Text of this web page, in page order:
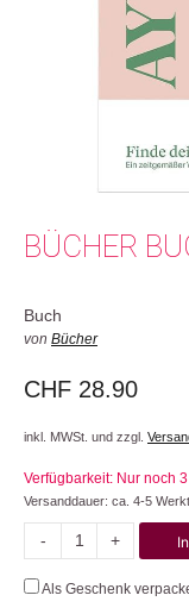
BÜCHER
Buch
von Bücher
CHF 28.90
inkl. MWSt. und zzgl.
Verfügbarkeit: Nur noch
Versanddauer: ca. 4-5
-
Menge
+
Als Geschenk